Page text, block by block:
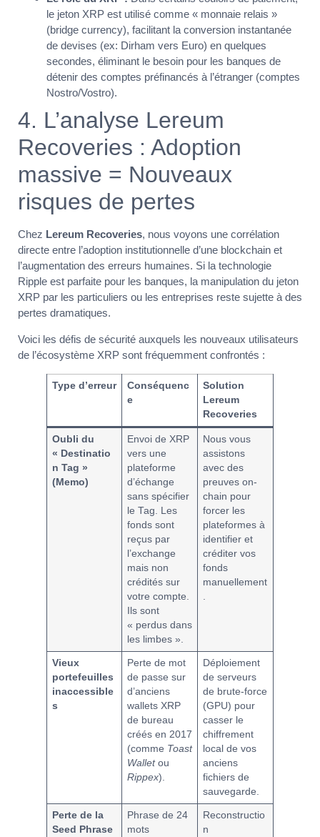
le jeton XRP est utilisé comme « monnaie relais »
(bridge currency), facilitant la conversion instantanée
de devises (ex: Dirham vers Euro) en quelques
secondes, éliminant le besoin pour les banques de
détenir des comptes préfinancés à l’étranger (comptes
Nostro/Vostro).
4. L’analyse Lereum
Recoveries : Adoption
massive = Nouveaux
risques de pertes
Chez Lereum Recoveries, nous voyons une corrélation
directe entre l’adoption institutionnelle d’une blockchain et
l’augmentation des erreurs humaines. Si la technologie
Ripple est parfaite pour les banques, la manipulation du jeton
XRP par les particuliers ou les entreprises reste sujette à des
pertes dramatiques.
Voici les défis de sécurité auxquels les nouveaux utilisateurs
de l’écosystème XRP sont fréquemment confrontés :
Type d’erreur
Conséquenc
e
Solution
Lereum
Recoveries
Oubli du
« Destinatio
n Tag »
(Memo)
Envoi de XRP
vers une
plateforme
d’échange
sans spécifier
le Tag. Les
fonds sont
reçus par
l’exchange
mais non
crédités sur
votre compte.
Ils sont
« perdus dans
les limbes ».
Nous vous
assistons
avec des
preuves on-
chain pour
forcer les
plateformes à
identifier et
créditer vos
fonds
manuellement
Vieux
portefeuilles
inaccessible
s
Perte de mot
de passe sur
d’anciens
wallets XRP
de bureau
créés en 2017
(comme Toast
Walletou
Rippex).
Déploiement
de serveurs
de brute-force
(GPU) pour
casser le
chiffrement
local de vos
anciens
fichiers de
sauvegarde.
Perte de la
Seed Phrase
Phrase de 24
mots
Reconstructio
n